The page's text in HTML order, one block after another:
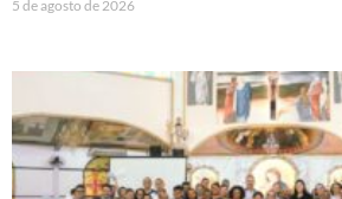
5 de agosto de 2026